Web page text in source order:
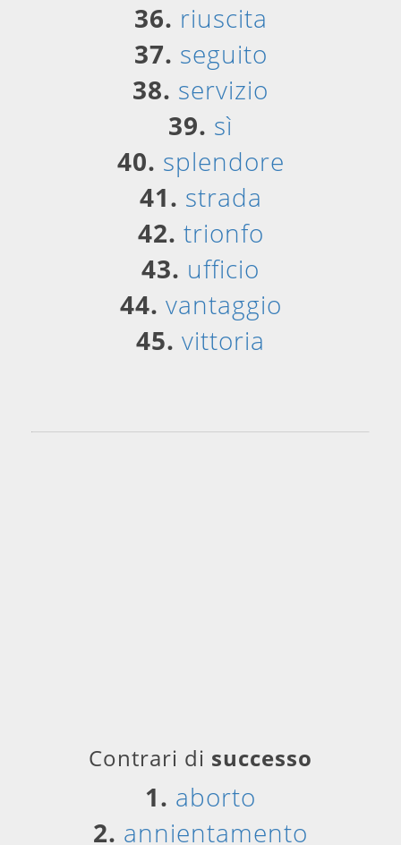
36. riuscita
37. seguito
38. servizio
39. sì
40. splendore
41. strada
42. trionfo
43. ufficio
44. vantaggio
45. vittoria
Contrari di successo
1. aborto
2. annientamento